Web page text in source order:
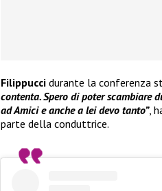
Filippucci durante la conferenza
contenta. Spero di poter scambiare
ad Amici e anche a lei devo tanto”,
parte della conduttrice.